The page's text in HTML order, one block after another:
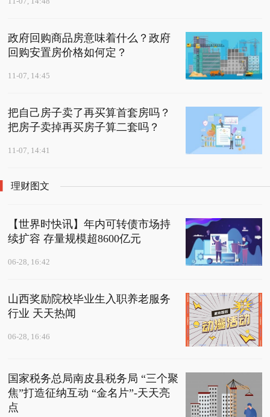
政府回购商品房意味着什么？政府
回购安置房价格如何定？
11-07, 14:45
把自己房子卖了再买算首套房吗？
把房子卖掉再买房子算二套吗？
11-07, 14:41
理财图文
【世界时快讯】年内可转债市场持
续扩容 存量规模超8600亿元
06-28, 16:42
山西奖励院校毕业生入职养老服务
行业 天天热闻
06-28, 16:46
国家税务总局南皮县税务局 “三个聚
焦”打造征纳互动 “金名片”-天天亮
点